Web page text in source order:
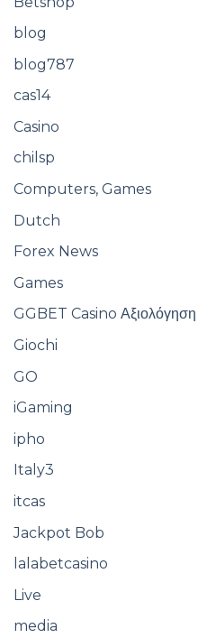
blog
blog787
cas14
Casino
chilsp
Computers, Games
Dutch
Forex News
Games
GGBET Casino Αξιολόγηση
Giochi
GO
iGaming
ipho
Italy3
itcas
Jackpot Bob
lalabetcasino
Live
media